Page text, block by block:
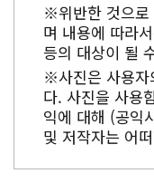
※위반한 것으로
며 내용에 따라
등의 대상이 될
※사진은 사용자
다. 사진을 사용
익에 대해 (공익
및 저작자는 어